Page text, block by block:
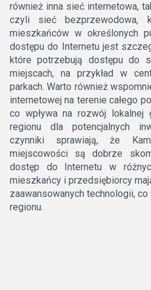
również inna sieć internetowa,
czyli sieć bezprzewodowa,
mieszkańców w określonych
dostępu do Internetu jest
które potrzebują dostępu do
miejscach, na przykład w
parkach. Warto również
internetowej na terenie całego
co wpływa na rozwój lokalnej
regionu dla potencjalnych
czynniki sprawiają, że
miejscowości są dobrze
dostęp do Internetu w
mieszkańcy i przedsiębiorcy
zaawansowanych technologii,
regionu.